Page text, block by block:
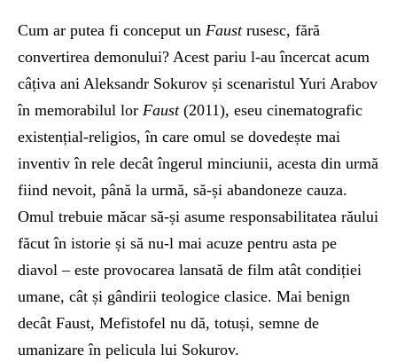
Cum ar putea fi conceput un Faustrusesc, fără
convertirea demonului? Acest pariu l-au încercat acum
câțiva ani Aleksandr Sokurov și scenaristul Yuri Arabov
în memorabilul lor Faust (2011), eseu cinematografic
existențial-religios, în care omul se dovedește mai
inventiv în rele decât îngerul minciunii, acesta din urmă
fiind nevoit, până la urmă, să-și abandoneze cauza.
Omul trebuie măcar să-și asume responsabilitatea răului
făcut în istorie și să nu-l mai acuze pentru asta pe
diavol – este provocarea lansată de film atât condiției
umane, cât și gândirii teologice clasice. Mai benign
decât Faust, Mefistofel nu dă, totuși, semne de
umanizare în pelicula lui Sokurov.